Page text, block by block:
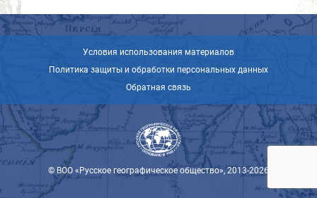
Условия использования материалов
Политика защиты и обработки персональных данных
Обратная связь
© ВОО «Русское географическое общество», 2013-2026